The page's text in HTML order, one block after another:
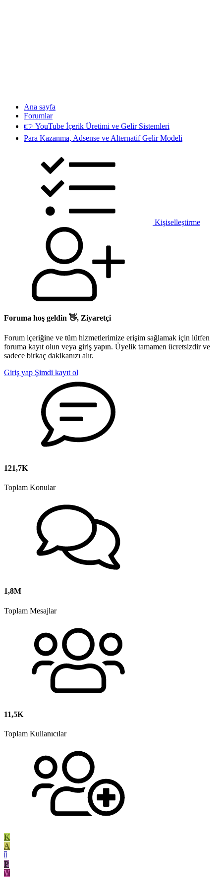
Ana sayfa
Forumlar
👉 YouTube İçerik Üretimi ve Gelir Sistemleri
Para Kazanma, Adsense ve Alternatif Gelir Modeli
Kişiselleştirme
Foruma hoş geldin 👋, Ziyaretçi
Forum içeriğine ve tüm hizmetlerimize erişim sağlamak için lütfen
foruma kayıt olun veya giriş yapın. Üyelik tamamen ücretsizdir ve
sadece birkaç dakikanızı alır.
Giriş yap Şimdi kayıt ol
121,7K
Toplam Konular
1,8M
Toplam Mesajlar
11,5K
Toplam Kullanıcılar
K
A
I
P
V